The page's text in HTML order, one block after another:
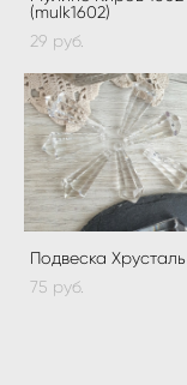
(mulk1602)
29 pуб.
Подвеска Хрусталь
75 pуб.